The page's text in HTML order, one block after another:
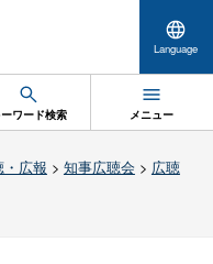
Language
ワード検索 メニュー
・広報 > 知事広聴会 > 広聴